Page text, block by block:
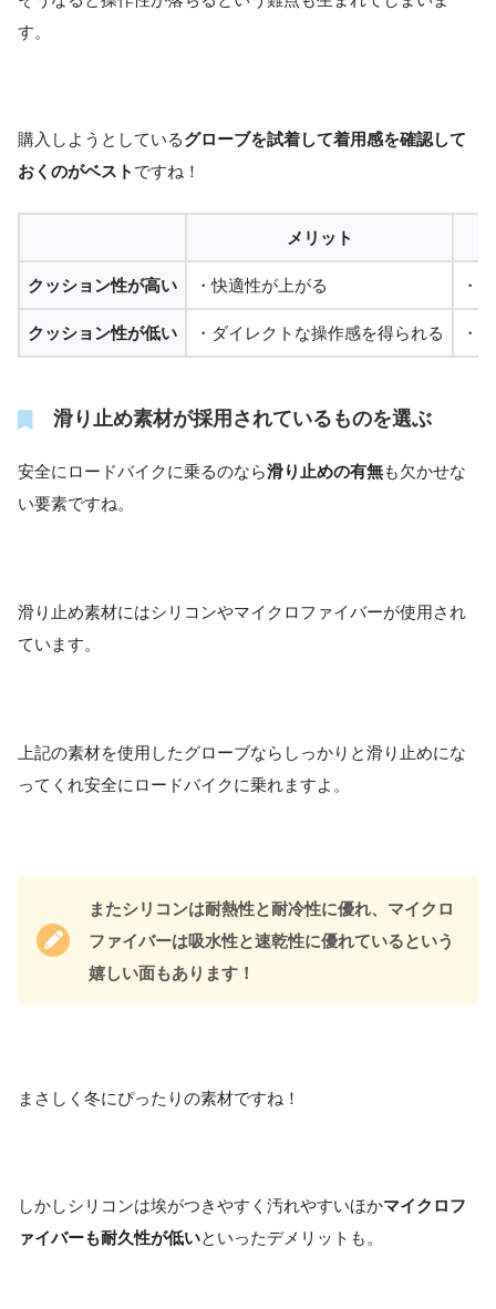
す。
購入しようとしているグローブを試着して着用感を確認して
おくのがベスト ですね！
メリット
クッション性が高い ・快適性が上がる ・
クッション性が低い ・ダイレクトな操作感を得られる ・
滑り止め素材が採用されているものを選ぶ
安全にロードバイクに乗るのなら滑り止めの有無も欠かせな
い要素ですね。
滑り止め素材にはシリコンやマイクロファイバーが使用され
ています。
上記の素材を使用したグローブならしっかりと滑り止めにな
ってくれ安全にロードバイクに乗れますよ。
またシリコンは耐熱性と耐冷性に優れ、マイクロ
ファイバーは吸水性と速乾性に優れているという
嬉しい面もあります！
まさしく冬にぴったりの素材ですね！
しかしシリコンは埃がつきやすく汚れやすいほかマイクロフ
ァイバーも耐久性が低いといったデメリットも。